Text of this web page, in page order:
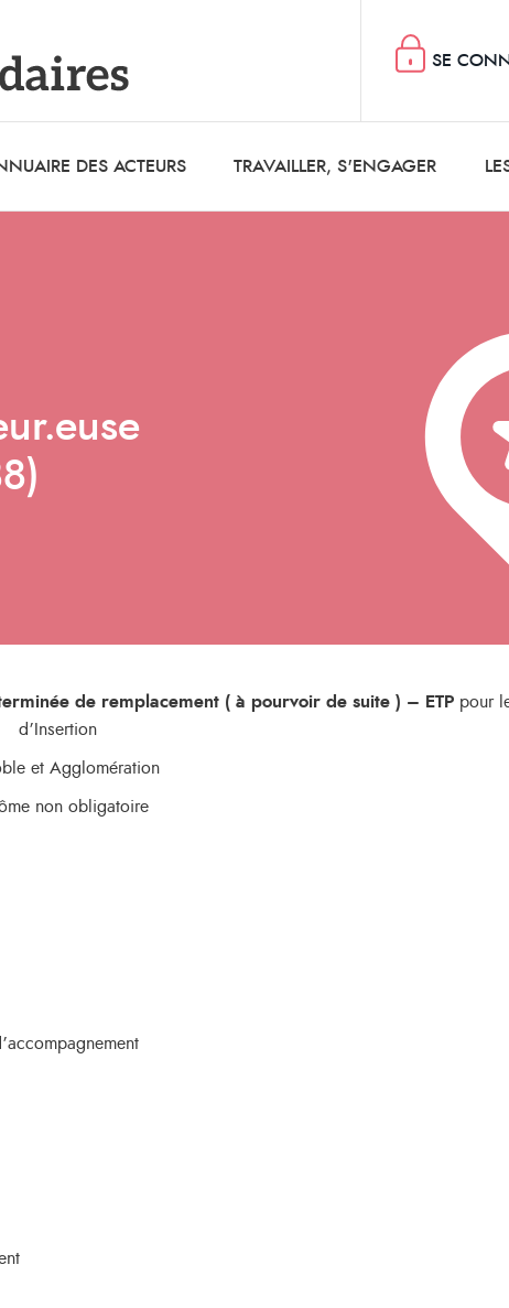
DES ACTEURS TRAVAILLER, S'ENGAGER
SE
de remplacement ( à pourvoir de suite ) – ETP pour
d’Insertion
et Agglomération
non obligatoire